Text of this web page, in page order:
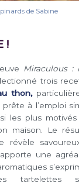
de Sabine
!
Miraculous :
trois
thon,
à l’emploi
les plus
maison. Le
révèle
une
tartelettes